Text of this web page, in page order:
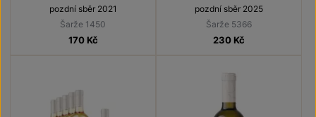
pozdní sběr 2021
Šarže 1450
170 Kč
pozdní sběr 2025
Šarže 5366
230 Kč